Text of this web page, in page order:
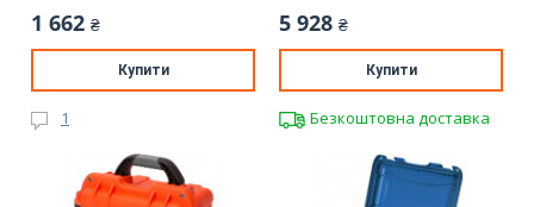
1 662 ₴
Купити
1
5 928 ₴
Купити
Безкоштовна доставка